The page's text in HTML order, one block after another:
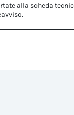
alla scheda